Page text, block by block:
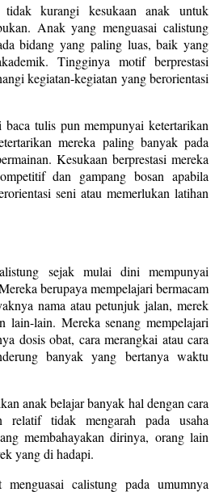
tidak kurangi kesukaan anak untuk
Anak yang menguasai calistung
bidang yang paling luas, baik yang
Tingginya motif berprestasi
kegiatan-kegiatan yang berorientasi
tulis pun mempunyai ketertarikan
mereka paling banyak pada
Kesukaan berprestasi mereka
dan gampang bosan apabila
seni atau memerlukan latihan
sejak mulai dini mempunyai
berupaya mempelajari bermacam
nama atau petunjuk jalan, merek
lain-lain. Mereka senang mempelajari
dosis obat, cara merangkai atau cara
banyak yang bertanya waktu
anak belajar banyak hal dengan cara
relatif tidak mengarah pada usaha
membahayakan dirinya, orang lain
yang di hadapi.
calistung pada umumnya